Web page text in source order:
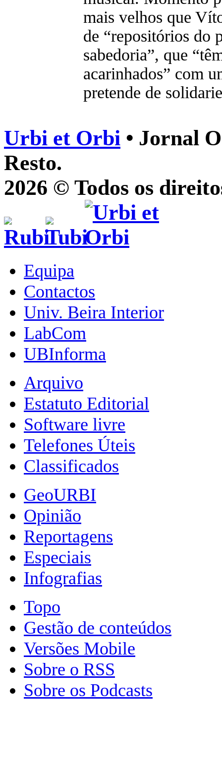
mais velhos que
de “repositórios do
sabedoria”, que
acarinhados” com
pretende de
Urbi et Orbi • Jornal
Resto.
2026 © Todos os
Equipa
Contactos
Univ. Beira Interior
LabCom
UBInforma
Arquivo
Estatuto Editorial
Software livre
Telefones Úteis
Classificados
GeoURBI
Opinião
Reportagens
Especiais
Infografias
Topo
Gestão de conteúdos
Versões Mobile
Sobre o RSS
Sobre os Podcasts